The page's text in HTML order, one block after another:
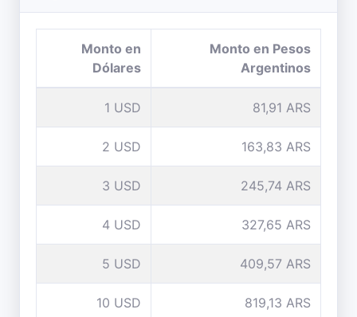
Monto en
Dólares
Monto en Pesos
Argentinos
1 USD 81,91 ARS
2 USD 163,83 ARS
3 USD 245,74 ARS
4 USD 327,65 ARS
5 USD 409,57 ARS
10 USD 819,13 ARS